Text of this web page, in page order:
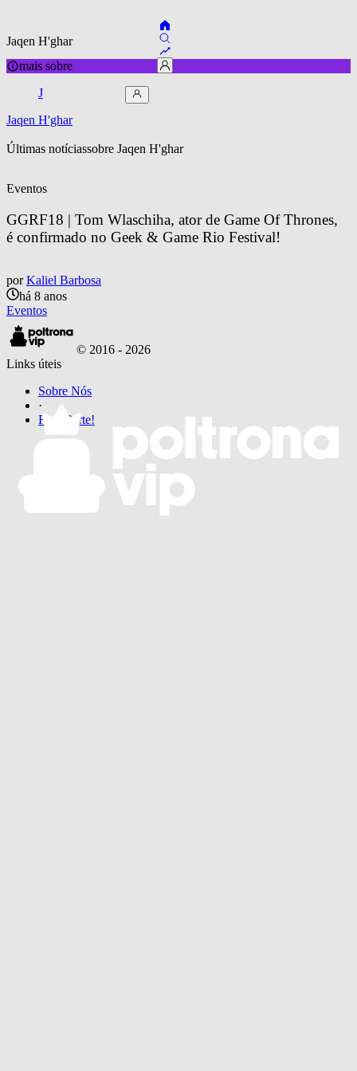
Jaqen H'ghar
mais sobre
J
Jaqen H'ghar
Últimas notíciassobre Jaqen H'ghar
Eventos
GGRF18 | Tom Wlaschiha, ator de Game Of Thrones,
é confirmado no Geek & Game Rio Festival!
por Kaliel Barbosa
há 8 anos
Eventos
© 2016 - 2026
Links úteis
Sobre Nós
·
Faça Parte!